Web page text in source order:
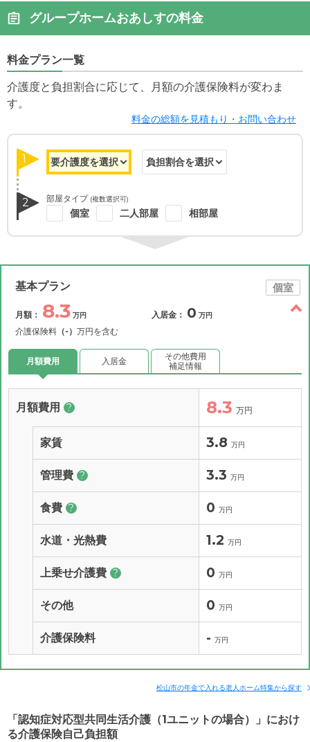
グループホームおあしすの料金
料金プラン一覧
介護度と負担割合に応じて、月額の介護保険料が変わま
す。
料金の総額を見積もり・お問い合わせ
1
2 部屋タイプ (複数選択可)
個室 二人部屋 相部屋
基本プラン 個室
月額： 8.3 万円
介護保険料 （-） 万円を含む
入居金： 0 万円
月額費用 入居金
その他費用
補足情報
月額費用 ? 8.3 万円
家賃 3.8 万円
管理費 ? 3.3 万円
食費 ? 0 万円
水道・光熱費 1.2 万円
上乗せ介護費 ? 0 万円
その他 0 万円
介護保険料 - 万円
松山市の年金で入れる老人ホーム特集から探す
「認知症対応型共同生活介護（1ユニットの場合）」におけ
る介護保険自己負担額